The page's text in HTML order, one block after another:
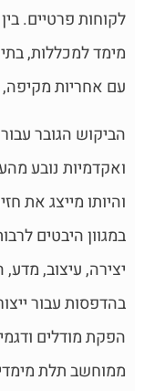
לקוחות פרטיים.
מימד למכללות,
עם אחריות מקיפה,
הביקוש הגובר
ואקדמיות נובע
והיותו מייצג את
במגוון היבטים
יצירה, עיצוב,
בהדפסות עבור
הפקת מודלים
ממוחשב תלת